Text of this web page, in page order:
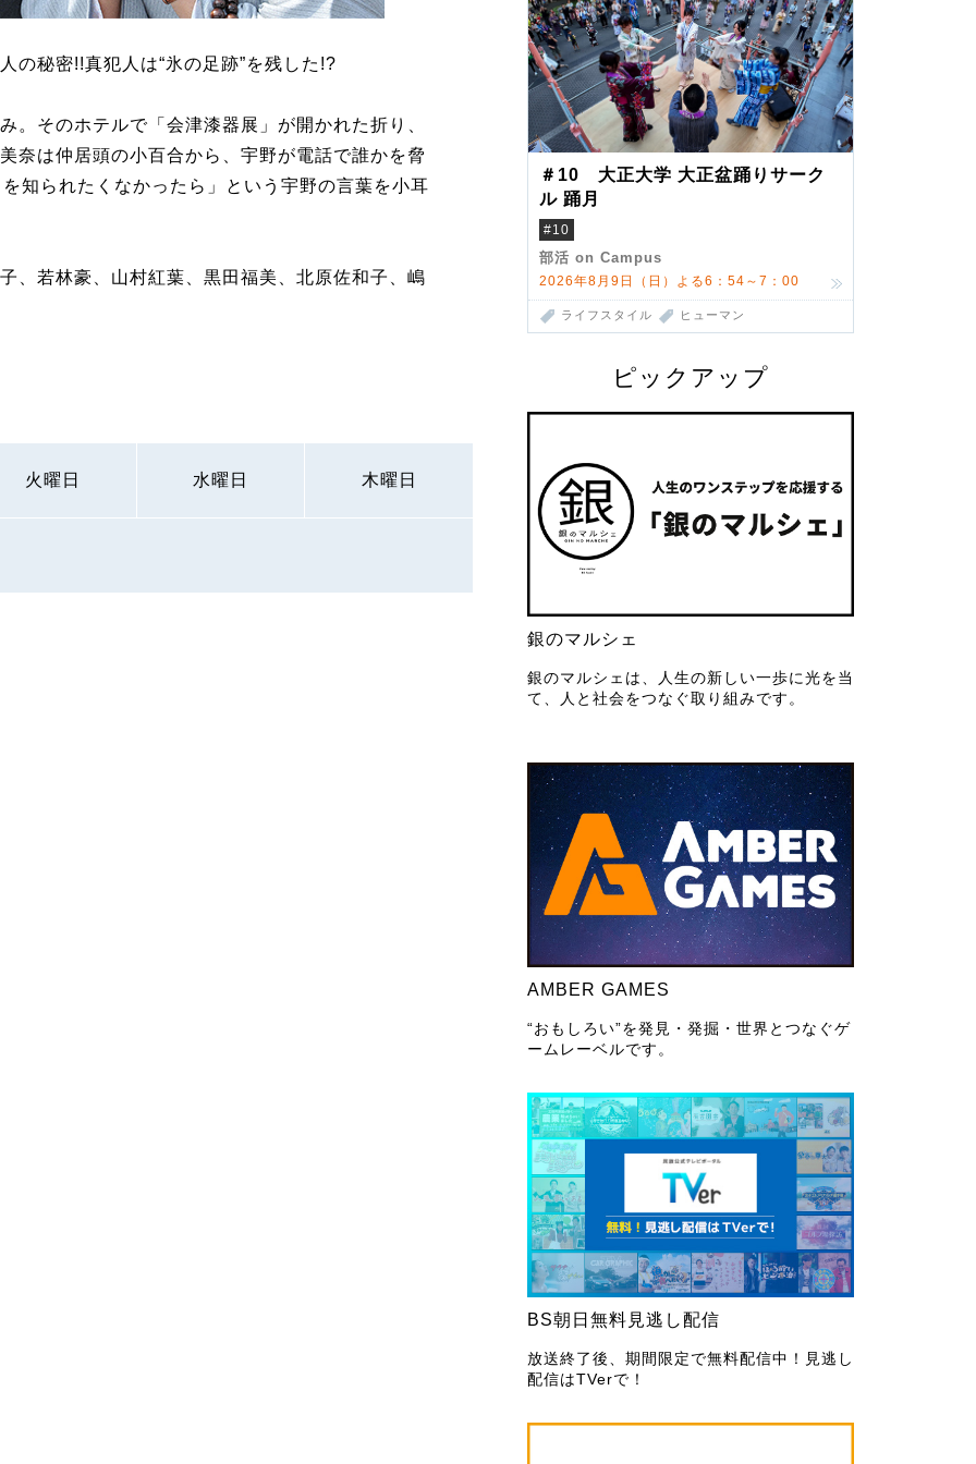
＃10 大正大学 大正盆踊りサーク
ル 踊月
#10
部活 on Campus
2026年8月9日（日）よる6：54～7：00
ライフスタイル ヒューマン
ピックアップ
銀のマルシェ
銀のマルシェは、人生の新しい一歩に光を当
て、人と社会をつなぐ取り組みです。
AMBER GAMES
“おもしろい”を発見・発掘・世界とつなぐゲ
ームレーベルです。
BS朝日無料見逃し配信
放送終了後、期間限定で無料配信中！見逃し
配信はTVerで！
の秘密!!真犯人は“氷の足跡”を残した!?
。そのホテルで「会津漆器展」が開かれた折り、
奈は仲居頭の小百合から、宇野が電話で誰かを脅
知られたくなかったら」という宇野の言葉を小耳
、若林豪、山村紅葉、黒田福美、北原佐和子、嶋
火曜日 水曜日 木曜日